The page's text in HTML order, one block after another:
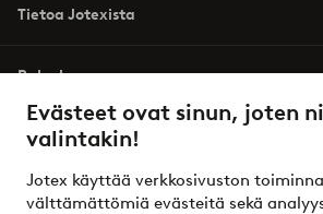
Evästeet ovat sinun, joten
valintakin!
Jotex käyttää verkkosivuston
välttämättömiä evästeitä sekä
Tietoa Jotexista
Palvelumme
Ehdot
Ystävät